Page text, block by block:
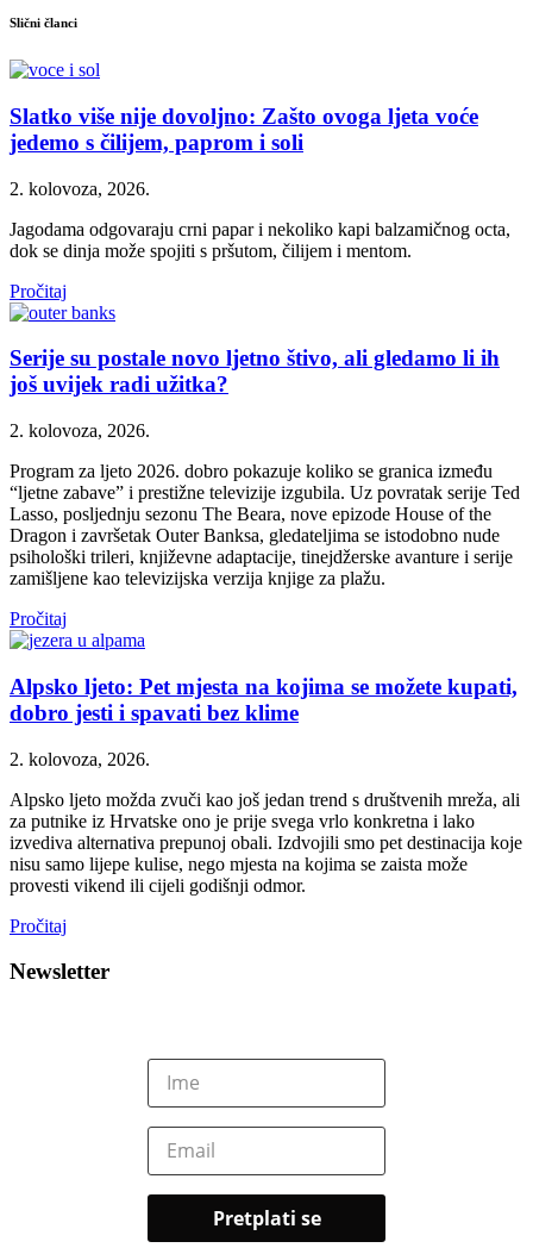
Slični članci
Slatko više nije dovoljno: Zašto ovoga ljeta voće
jedemo s čilijem, paprom i soli
2. kolovoza, 2026.
Jagodama odgovaraju crni papar i nekoliko kapi balzamičnog octa,
dok se dinja može spojiti s pršutom, čilijem i mentom.
Pročitaj
Serije su postale novo ljetno štivo, ali gledamo li ih
još uvijek radi užitka?
2. kolovoza, 2026.
Program za ljeto 2026. dobro pokazuje koliko se granica između
“ljetne zabave” i prestižne televizije izgubila. Uz povratak serije Ted
Lasso, posljednju sezonu The Beara, nove epizode House of the
Dragon i završetak Outer Banksa, gledateljima se istodobno nude
psihološki trileri, književne adaptacije, tinejdžerske avanture i serije
zamišljene kao televizijska verzija knjige za plažu.
Pročitaj
Alpsko ljeto: Pet mjesta na kojima se možete kupati,
dobro jesti i spavati bez klime
2. kolovoza, 2026.
Alpsko ljeto možda zvuči kao još jedan trend s društvenih mreža, ali
za putnike iz Hrvatske ono je prije svega vrlo konkretna i lako
izvediva alternativa prepunoj obali. Izdvojili smo pet destinacija koje
nisu samo lijepe kulise, nego mjesta na kojima se zaista može
provesti vikend ili cijeli godišnji odmor.
Pročitaj
Newsletter